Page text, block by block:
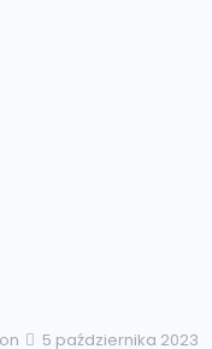
on 5 października 2023